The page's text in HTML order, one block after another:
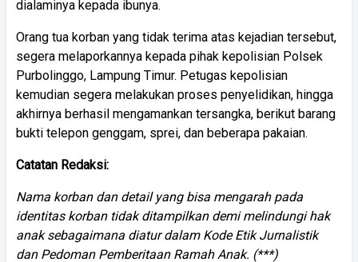
dialaminya kepada ibunya.
Orang tua korban yang tidak terima atas kejadian tersebut,
segera melaporkannya kepada pihak kepolisian Polsek
Purbolinggo, Lampung Timur. Petugas kepolisian
kemudian segera melakukan proses penyelidikan, hingga
akhirnya berhasil mengamankan tersangka, berikut barang
bukti telepon genggam, sprei, dan beberapa pakaian.
Catatan Redaksi:
Nama korban dan detail yang bisa mengarah pada
identitas korban tidak ditampilkan demi melindungi hak
anak sebagaimana diatur dalam Kode Etik Jurnalistik
dan Pedoman Pemberitaan Ramah Anak. (***)